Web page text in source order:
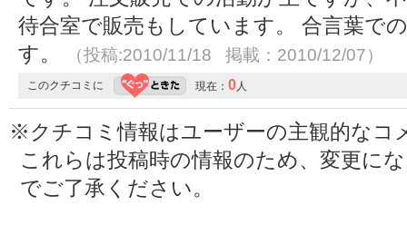
待合室で販売もしています。 合言葉で
す。
（投稿:2010/11/18 掲載：2010/12/07）
このクチコミに 現在： 0人
※クチコミ情報はユーザーの主観的なコ
これらは投稿時の情報のため、変更に
でご了承ください。